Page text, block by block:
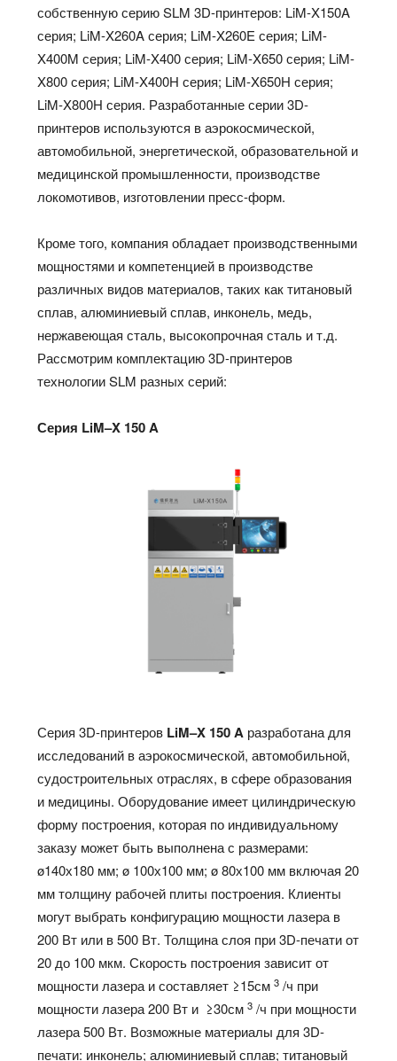
собственную серию SLM 3D-принтеров: LiM-X150A
серия; LiM-X260A серия; LiM-X260E серия; LiM-
X400M серия; LiM-X400 серия; LiM-X650 серия; LiM-
X800 серия; LiM-X400H серия; LiM-X650H серия;
LiM-X800H серия. Разработанные серии 3D-
принтеров используются в аэрокосмической,
автомобильной, энергетической, образовательной и
медицинской промышленности, производстве
локомотивов, изготовлении пресс-форм.
Кроме того, компания обладает производственными
мощностями и компетенцией в производстве
различных видов материалов, таких как титановый
сплав, алюминиевый сплав, инконель, медь,
нержавеющая сталь, высокопрочная сталь и т.д.
Рассмотрим комплектацию 3D-принтеров
технологии SLM разных серий:
Серия LiM–X 150A
Серия 3D-принтеров LiM–X 150A разработана для
исследований в аэрокосмической, автомобильной,
судостроительных отраслях, в сфере образования
и медицины. Оборудование имеет цилиндрическую
форму построения, которая по индивидуальному
заказу может быть выполнена с размерами:
ø140х180 мм; ø 100х100 мм; ø 80х100 мм включая 20
мм толщину рабочей плиты построения. Клиенты
могут выбрать конфигурацию мощности лазера в
200 Вт или в 500 Вт. Толщина слоя при 3D-печати от
20 до 100 мкм. Скорость построения зависит от
мощности лазера и составляет ≥15см3 /ч при
мощности лазера 200 Вт и ≥30см3 /ч при мощности
лазера 500 Вт. Возможные материалы для 3D-
печати: инконель; алюминиевый сплав; титановый